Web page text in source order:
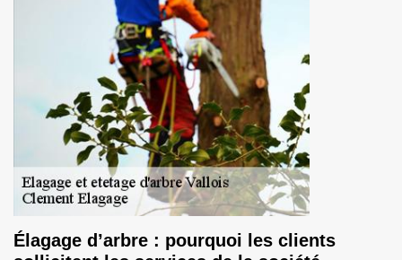
Élagage d’arbre : pourquoi les clients